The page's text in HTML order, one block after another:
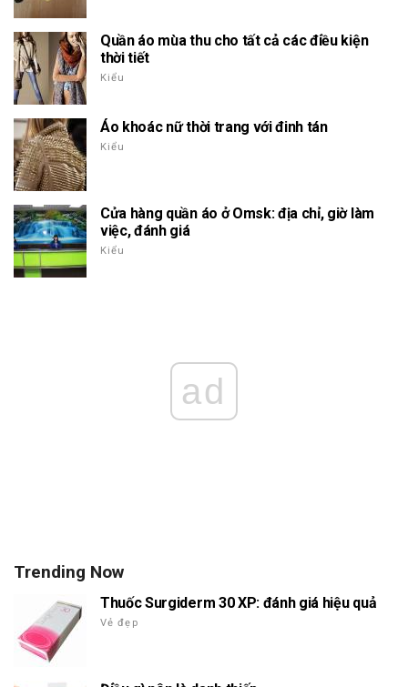
Quần áo mùa thu cho tất cả các điều kiện
thời tiết
Kiểu
Áo khoác nữ thời trang với đinh tán
Kiểu
Cửa hàng quần áo ở Omsk: địa chỉ, giờ làm
việc, đánh giá
Kiểu
ad
Trending Now
Thuốc Surgiderm 30 XP: đánh giá hiệu quả
Vẻ đẹp